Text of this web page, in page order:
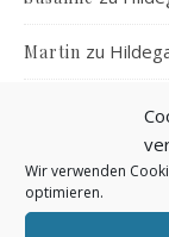
Wir verwenden
optimieren.
Martin zu
Von der